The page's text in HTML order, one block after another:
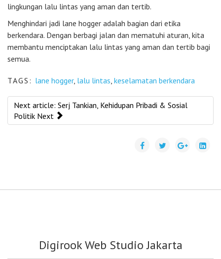
lingkungan lalu lintas yang aman dan tertib.
Menghindari jadi lane hogger adalah bagian dari etika
berkendara. Dengan berbagi jalan dan mematuhi aturan, kita
membantu menciptakan lalu lintas yang aman dan tertib bagi
semua.
TAGS: lane hogger, lalu lintas keselamatan berkendara
Next article: Serj Tankian, Kehidupan Pribadi & Sosial
Politik Next
Digirook Web Studio Jakarta